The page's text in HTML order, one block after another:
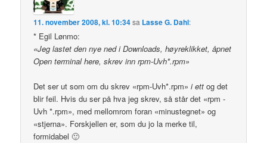
11. november 2008, kl. 10:34sa Lasse G. Dahl:
* Egil Lønmo:
«Jeg lastet den nye ned i Downloads, høyreklikket, åpnet
Open terminal here, skrev inn rpm-Uvh*.rpm»
Det ser ut som om du skrev «rpm-Uvh*.rpm»i ett og det
blir feil. Hvis du ser på hva jeg skrev, så står det «rpm -
Uvh *.rpm», med mellomrom foran «minustegnet» og
«stjerna». Forskjellen er, som du jo la merke til,
formidabel 🙂